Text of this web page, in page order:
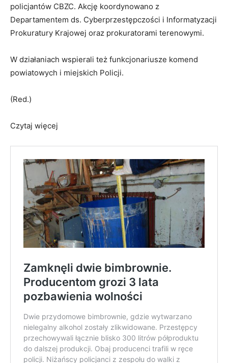
policjantów CBZC. Akcję koordynowano z
Departamentem ds. Cyberprzestępczości i Informatyzacji
Prokuratury Krajowej oraz prokuratorami terenowymi.
W działaniach wspierali też funkcjonariusze komend
powiatowych i miejskich Policji.
(Red.)
Czytaj więcej